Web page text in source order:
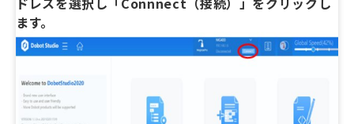
ます。